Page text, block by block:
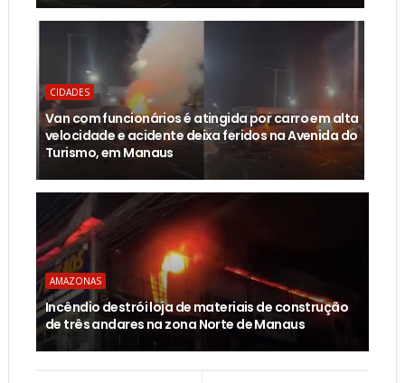
CIDADES
Van com funcionários é atingida por carro em alta
velocidade e acidente deixa feridos na Avenida do
Turismo, em Manaus
AMAZONAS
Incêndio destrói loja de materiais de construção
de três andares na zona Norte de Manaus